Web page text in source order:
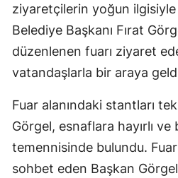
ziyaretçilerin yoğun
Belediye Başkanı Fırat
düzenlenen fuarı ziyaret
vatandaşlarla bir araya
Fuar alanındaki stantları
Görgel, esnaflara hayırlı
temennisinde bulundu.
sohbet eden Başkan